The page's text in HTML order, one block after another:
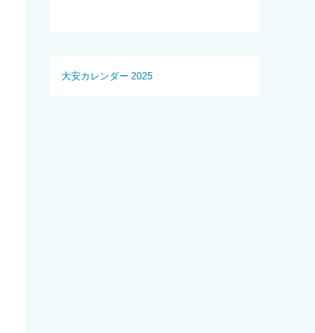
大安カレンダー 2025